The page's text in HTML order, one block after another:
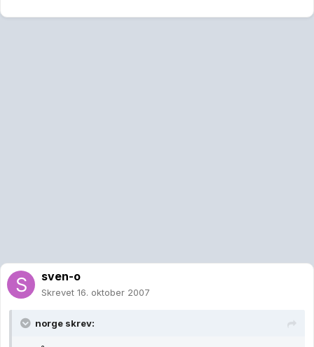
sven-o
Skrevet 16. oktober 2007
norge skrev: